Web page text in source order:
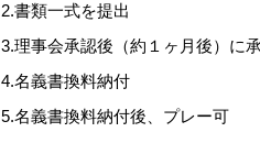
2.書類一式を提出
3.理事会承認後（約１ヶ月後）に
4.名義書換料納付
5.名義書換料納付後、プレー可